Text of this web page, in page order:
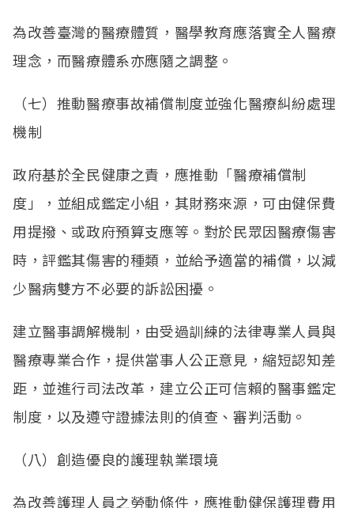
為改善臺灣的醫療體質，醫學教育應落實全人醫療
理念，而醫療體系亦應隨之調整。
（七）推動醫療事故補償制度並強化醫療糾紛處理
機制
政府基於全民健康之責，應推動「醫療補償制
度」，並組成鑑定小組，其財務來源，可由健保費
用提撥、或政府預算支應等。對於民眾因醫療傷害
時，評鑑其傷害的種類，並給予適當的補償，以減
少醫病雙方不必要的訴訟困擾。
建立醫事調解機制，由受過訓練的法律專業人員與
醫療專業合作，提供當事人公正意見，縮短認知差
距，並進行司法改革，建立公正可信賴的醫事鑑定
制度，以及遵守證據法則的偵查、審判活動。
（八）創造優良的護理執業環境
為改善護理人員之勞動條件，應推動健保護理費用